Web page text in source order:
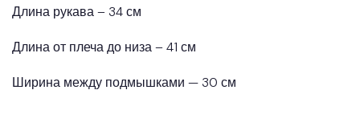
Длина рукава – 34 см
Длина от плеча до низа – 41 см
Ширина между подмышками — 30 см